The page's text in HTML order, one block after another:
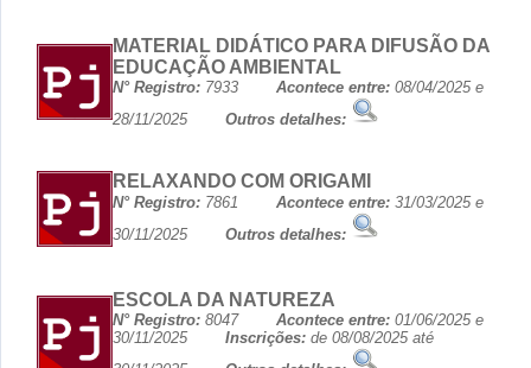
MATERIAL DIDÁTICO PARA DIFUSÃO DA
EDUCAÇÃO AMBIENTAL
N° Registro: 7933 Acontece entre: 08/04/2025 e
28/11/2025 Outros detalhes:
RELAXANDO COM ORIGAMI
N° Registro: 7861 Acontece entre: 31/03/2025 e
30/11/2025 Outros detalhes:
ESCOLA DA NATUREZA
N° Registro: 8047 Acontece entre: 01/06/2025 e
30/11/2025 Inscrições: de 08/08/2025 até